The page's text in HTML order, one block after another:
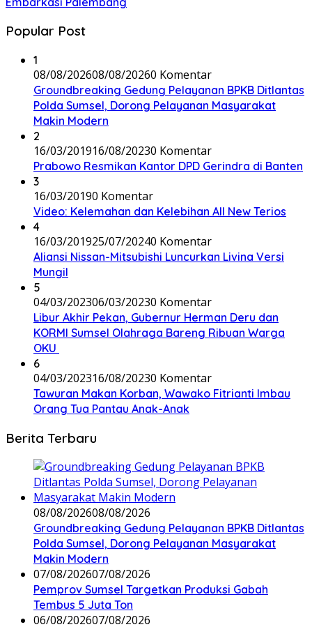
Popular Post
1
08/08/202608/08/20260 Komentar
Groundbreaking Gedung Pelayanan BPKB Ditlantas
Polda Sumsel, Dorong Pelayanan Masyarakat
Makin Modern
2
16/03/201916/08/20230 Komentar
Prabowo Resmikan Kantor DPD Gerindra di Banten
3
16/03/20190 Komentar
Video: Kelemahan dan Kelebihan All New Terios
4
16/03/201925/07/20240 Komentar
Aliansi Nissan-Mitsubishi Luncurkan Livina Versi
Mungil
5
04/03/202306/03/20230 Komentar
Libur Akhir Pekan, Gubernur Herman Deru dan
KORMI Sumsel Olahraga Bareng Ribuan Warga
OKU
6
04/03/202316/08/20230 Komentar
Tawuran Makan Korban, Wawako Fitrianti Imbau
Orang Tua Pantau Anak-Anak
Berita Terbaru
08/08/202608/08/2026
Groundbreaking Gedung Pelayanan BPKB Ditlantas
Polda Sumsel, Dorong Pelayanan Masyarakat
Makin Modern
07/08/202607/08/2026
Pemprov Sumsel Targetkan Produksi Gabah
Tembus 5 Juta Ton
06/08/202607/08/2026